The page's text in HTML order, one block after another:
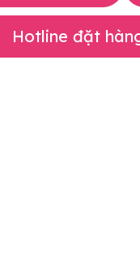
Hotline đặt